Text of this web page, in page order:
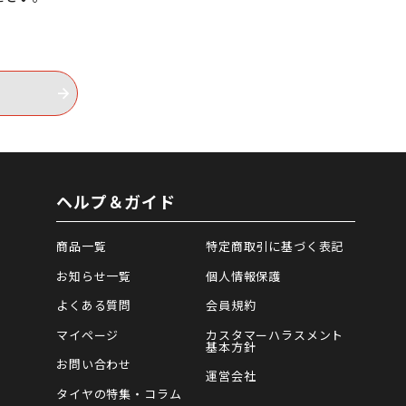
ヘルプ＆ガイド
商品一覧
お知らせ一覧
よくある質問
マイページ
お問い合わせ
タイヤの特集・コラム
特定商取引に基づく表記
個人情報保護
会員規約
カスタマーハラスメント
基本方針
運営会社